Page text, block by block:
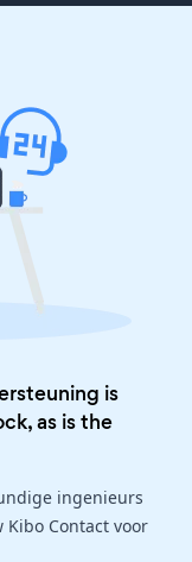
is
as is the
ingenieurs
Contact voor